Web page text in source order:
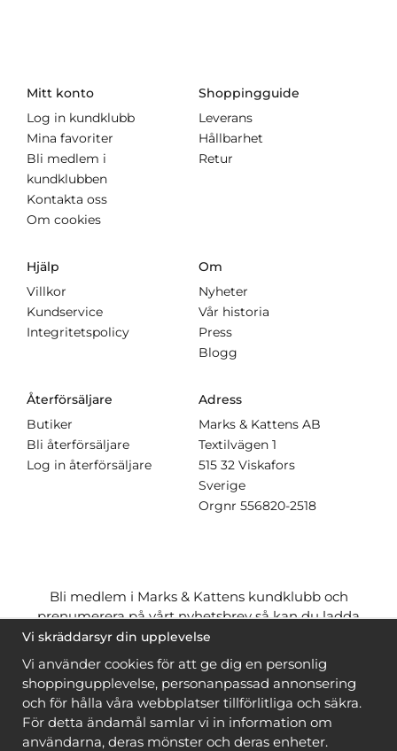
Mitt konto
Log in kundklubb
Mina favoriter
Bli medlem i
kundklubben
Kontakta oss
Om cookies
Shoppingguide
Leverans
Hållbarhet
Retur
Hjälp
Villkor
Kundservice
Integritetspolicy
Om
Nyheter
Vår historia
Press
Blogg
Återförsäljare
Butiker
Bli återförsäljare
Log in återförsäljare
Adress
Marks & Kattens AB
Textilvägen 1
515 32 Viskafors
Sverige
Orgnr 556820-2518
Bli medlem i Marks & Kattens kundklubb och
prenumerera på vårt nyhetsbrev så kan du ladda
ner många mönstergratisoch få många
när du handlar garn till mönstret. Du ser vilka som
är
gratis när du är inloggad
Bli medlem
Vi skräddarsyr din upplevelse
Vi använder cookies för att ge dig en personlig
shoppingupplevelse, personanpassad annonsering
och för hålla våra webbplatser tillförlitliga och säkra.
För detta ändamål samlar vi in information om
användarna, deras mönster och deras enheter.